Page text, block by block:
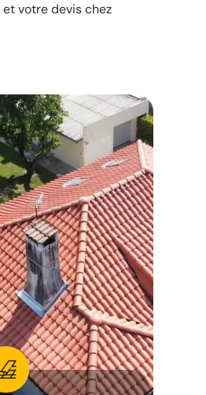
votre devis chez